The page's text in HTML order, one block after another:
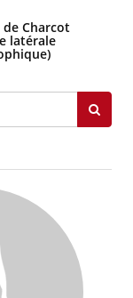
Charcot
latérale